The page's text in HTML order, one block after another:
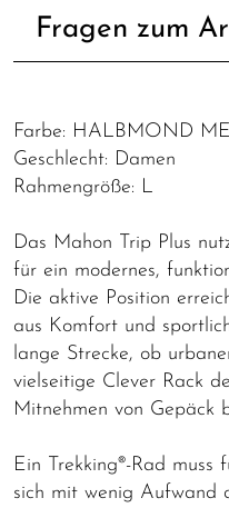
Fragen zum
Farbe: HALBMOND
Geschlecht: Damen
Rahmengröße: L
Das Mahon Trip Plus
für ein modernes,
Die aktive Position
aus Komfort und
lange Strecke, ob
vielseitige Clever Rack
Mitnehmen von Gepäck
Ein Trekking®-Rad muss
sich mit wenig Aufwand